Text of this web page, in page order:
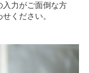
入力がご面倒な方
ください。